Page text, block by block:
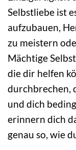
Selbstliebe ist
aufzubauen,
zu meistern
Mächtige
die dir helfen
durchbrechen,
und dich
erinnern dich
genau so, wie